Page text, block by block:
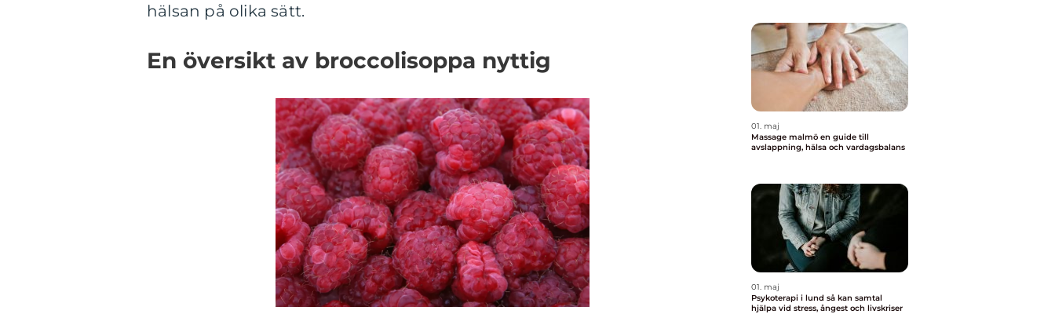
hälsan på olika sätt.
En översikt av broccolisoppa nyttig
01. maj
Massage malmö en guide till
avslappning, hälsa och vardagsbalans
01. maj
Psykoterapi i lund så kan samtal
hjälpa vid stress, ångest och livskriser